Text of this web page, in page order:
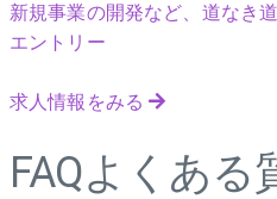
新規事業の開発など、道なき
エントリー
求人情報をみる
FAQよくある